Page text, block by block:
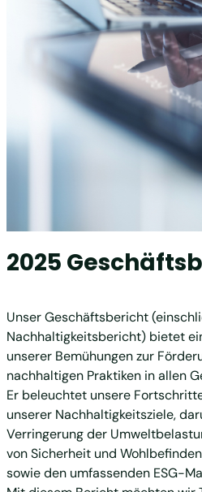
2025
Unser Geschäftsbericht
Nachhaltigkeitsbericht) bietet
unserer Bemühungen zur
nachhaltigen Praktiken in allen
Er beleuchtet unsere
unserer Nachhaltigkeitsziele,
Verringerung der
von Sicherheit und
sowie den umfassenden ESG-